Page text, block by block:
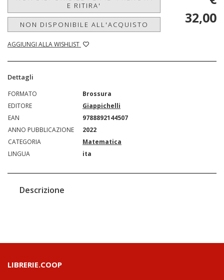
E RITIRA'
NON DISPONIBILE ALL'ACQUISTO
AGGIUNGI ALLA WISHLIST
32,00
Dettagli
FORMATO
Brossura
EDITORE
Giappichelli
EAN
9788892144507
ANNO PUBBLICAZIONE
2022
CATEGORIA
Matematica
LINGUA
ita
Descrizione
LIBRERIE.COOP